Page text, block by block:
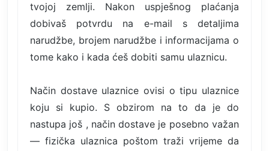
tvojoj zemlji. Nakon uspješnog plaćanja
dobivaš potvrdu na e-mail s detaljima
narudžbe, brojem narudžbe i informacijama o
tome kako i kada ćeš dobiti samu ulaznicu.
Način dostave ulaznice ovisi o tipu ulaznice
koju si kupio. S obzirom na to da je do
nastupa još , način dostave je posebno važan
— fizička ulaznica poštom traži vrijeme da